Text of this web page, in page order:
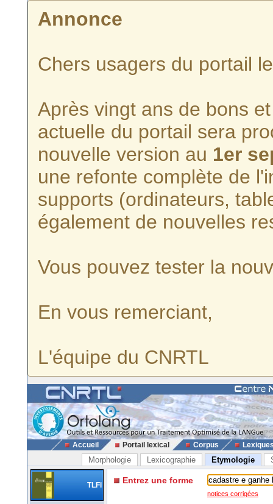
Annonce
Chers usagers du portail
Après vingt ans de bons
actuelle du portail sera
nouvelle version au 1er
une refonte complète de
supports (ordinateurs,
également de nouvelles
Vous pouvez tester la
En vous remerciant,
L'équipe du CNRTL
Accueil Portail lexical Corpus
Morphologie Lexicographie Etymologie
TLFi Entrez une forme
notices corrigées